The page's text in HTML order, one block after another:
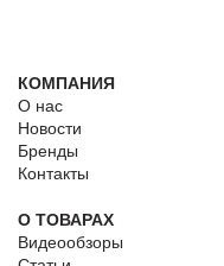
КОМПАНИЯ
О нас
Новости
Бренды
Контакты
О ТОВАРАХ
Видеообзоры